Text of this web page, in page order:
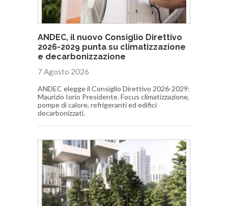
ANDEC, il nuovo Consiglio Direttivo
2026-2029 punta su climatizzazione
e decarbonizzazione
7 Agosto 2026
ANDEC elegge il Consiglio Direttivo 2026-2029:
Maurizio Iorio Presidente. Focus climatizzazione,
pompe di calore, refrigeranti ed edifici
decarbonizzati.